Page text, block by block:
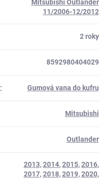
Mitsubishi Outlander
11/2006-12/2012
2 roky
8592980404029
: Gumová vana do kufru
Mitsubishi
Outlander
2013,2014,2015,2016,
2017,2018,2019,2020,